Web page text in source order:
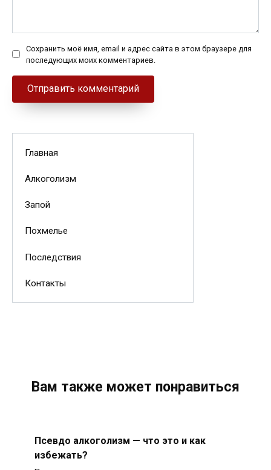
Сохранить моё имя, email и адрес сайта в этом браузере для
последующих моих комментариев.
Главная
Алкоголизм
Запой
Похмелье
Последствия
Контакты
Вам также может понравиться
Псевдо алкоголизм — что это и как
избежать?